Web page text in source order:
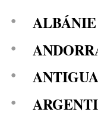
ALBÁNIE